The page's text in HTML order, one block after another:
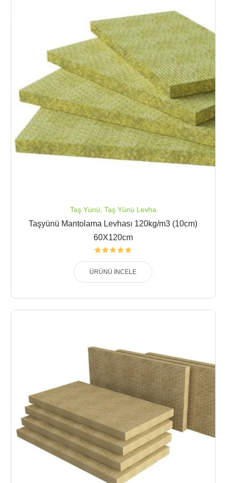
Taş Yünü Taş Yünü Levha
Taşyünü Mantolama Levhası 120kg/m3 (10cm)
60X120cm
ÜRÜNÜ İNCELE